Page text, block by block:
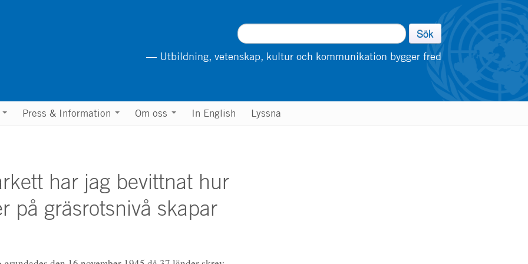
Sök
— Utbildning, vetenskap, kultur och kommunikation bygger fred
Press & Information Om oss In English Lyssna
har jag bevittnat hur
på gräsrotsnivå skapar